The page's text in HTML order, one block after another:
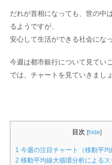
だれが首相になっても、世の中
るようですが、
安心して生活ができる社会にな
今週は都市銀行について見てい
では、チャートを見ていきましょ
目次 [hide]
1 今週の注目チャート（移動平均
2 移動平均線大循環分析によるス